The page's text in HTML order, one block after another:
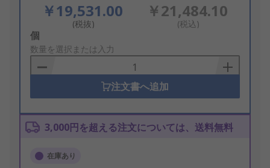
￥19,531.00
(税抜)
￥21,484.10
(税込)
Add
to
Basket
個
数量を選択または入力
注文書へ追加
3,000円を超える注文については、送料無料
在庫あり